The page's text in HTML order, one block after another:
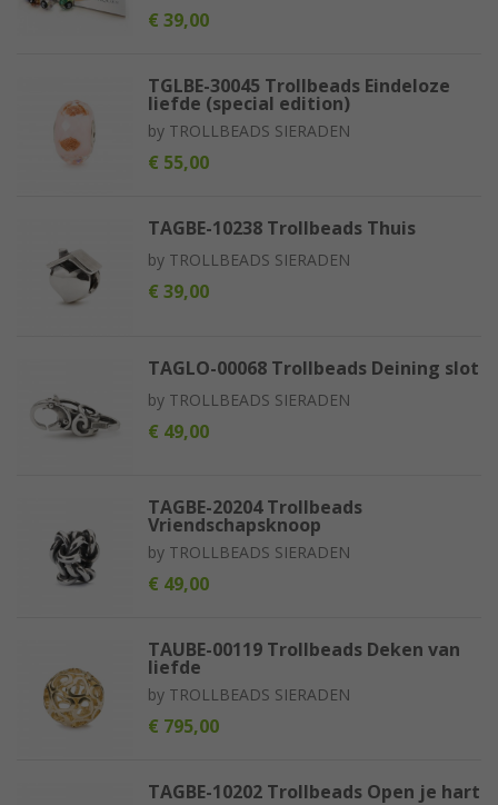
€ 39,00
TGLBE-30045 Trollbeads Eindeloze
liefde (special edition)
by TROLLBEADS SIERADEN
€ 55,00
TAGBE-10238 Trollbeads Thuis
by TROLLBEADS SIERADEN
€ 39,00
TAGLO-00068 Trollbeads Deining slot
by TROLLBEADS SIERADEN
€ 49,00
TAGBE-20204 Trollbeads
Vriendschapsknoop
by TROLLBEADS SIERADEN
€ 49,00
TAUBE-00119 Trollbeads Deken van
liefde
by TROLLBEADS SIERADEN
€ 795,00
TAGBE-10202 Trollbeads Open je hart